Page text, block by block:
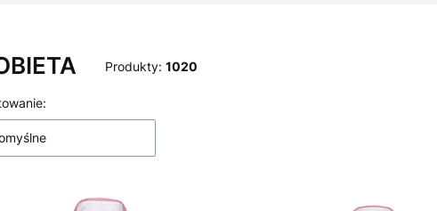
Produkty: 1020
produktów